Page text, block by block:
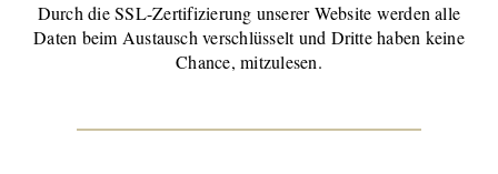
Durch die SSL-Zertifizierung unserer Website werden alle
Daten beim Austausch verschlüsselt und Dritte haben keine
Chance, mitzulesen.